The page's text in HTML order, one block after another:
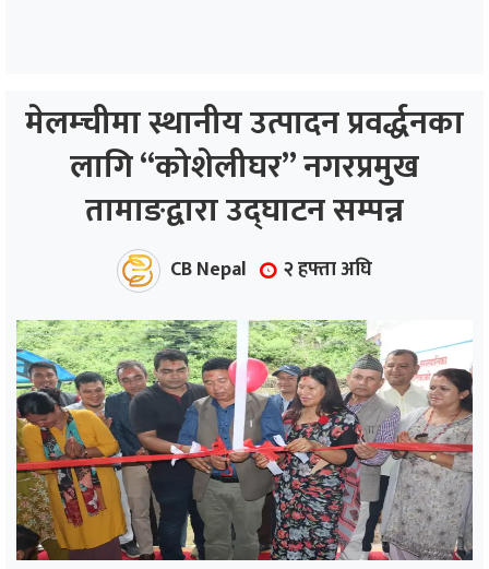
मेलम्चीमा स्थानीय उत्पादन प्रवर्द्धनका
लागि “कोशेलीघर” नगरप्रमुख
तामाङद्वारा उद्घाटन सम्पन्न
CB Nepal २ हफ्ता अघि